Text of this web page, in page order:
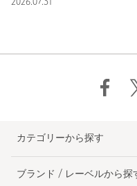
2026.07.31
カテゴリーから探す
ブランド / レーベルから探